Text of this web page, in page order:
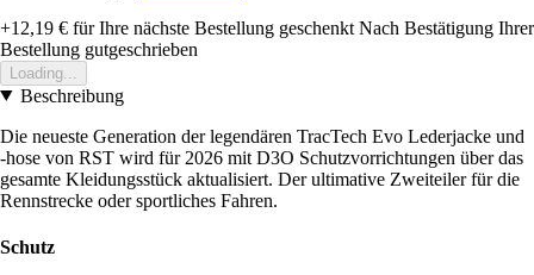
+12,19 € für Ihre nächste Bestellung geschenkt Nach Bestätigung Ihrer
Bestellung gutgeschrieben
Loading...
Beschreibung
Die neueste Generation der legendären TracTech Evo Lederjacke und
-hose von RST wird für 2026 mit D3O Schutzvorrichtungen über das
gesamte Kleidungsstück aktualisiert. Der ultimative Zweiteiler für die
Rennstrecke oder sportliches Fahren.
Schutz